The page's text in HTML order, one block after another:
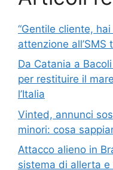
“Gentile cliente,
attenzione
Da Catania a
per restituire il
l’Italia
Vinted, annunci
minori: cosa
Attacco alieno in
sistema di allerta